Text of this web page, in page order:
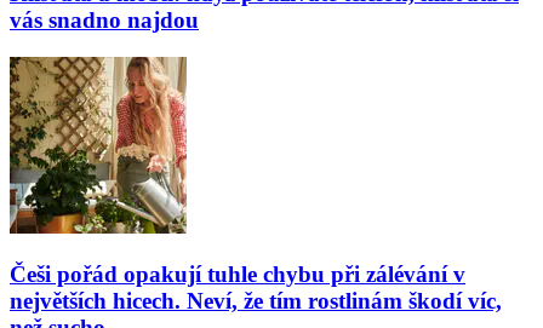
vás snadno najdou
Češi pořád opakují tuhle chybu při zálévání v
největších hicech. Neví, že tím rostlinám škodí víc,